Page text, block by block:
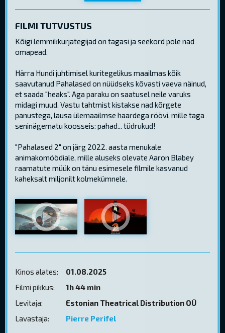
FILMI TUTVUSTUS
Kõigi lemmikkurjategijad on tagasi ja seekord pole nad
omapead.
Härra Hundi juhtimisel kuritegelikus maailmas kõik
saavutanud Pahalased on nüüdseks kõvasti vaeva näinud,
et saada "heaks". Aga paraku on saatusel neile varuks
midagi muud. Vastu tahtmist kistakse nad kõrgete
panustega, lausa ülemaailmse haardega röövi, mille taga
seninägematu koosseis: pahad... tüdrukud!
"Pahalased 2" on järg 2022. aasta menukale
animakomöödiale, mille aluseks olevate Aaron Blabey
raamatute müük on tänu esimesele filmile kasvanud
kaheksalt miljonilt kolmekümnele.
Kinos alates:
01.08.2025
Filmi pikkus:
1h 44 min
Levitaja:
Estonian Theatrical Distribution OÜ
Lavastaja:
Pierre Perifel